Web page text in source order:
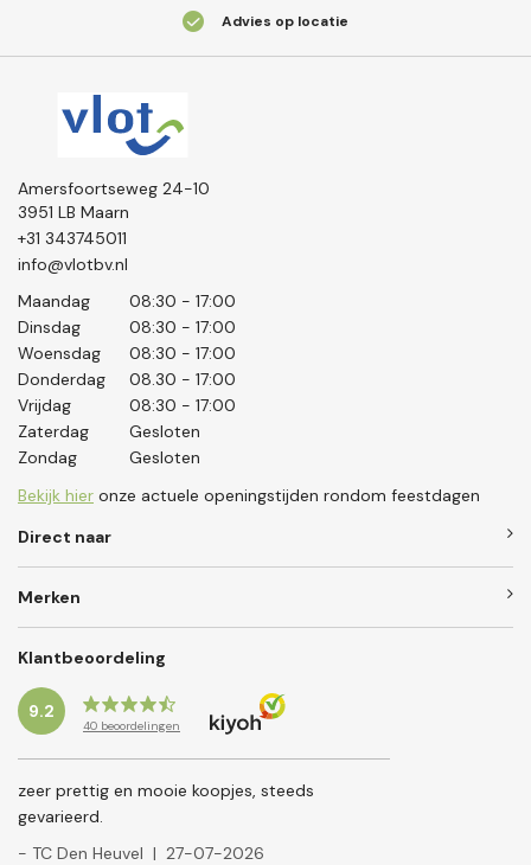
Advies op locatie
Amersfoortseweg 24-10
3951 LB Maarn
+31 343745011
info@vlotbv.nl
Maandag
08:30 - 17:00
Dinsdag
08:30 - 17:00
Woensdag
08:30 - 17:00
Donderdag
08.30 - 17:00
Vrijdag
08:30 - 17:00
Zaterdag
Gesloten
Zondag
Gesloten
Bekijk hier onze actuele openingstijden rondom feestdagen
Direct naar
Merken
Klantbeoordeling
9.2
40 beoordelingen
zeer prettig en mooie koopjes, steeds
gevarieerd.
- TC Den Heuvel | 27-07-2026